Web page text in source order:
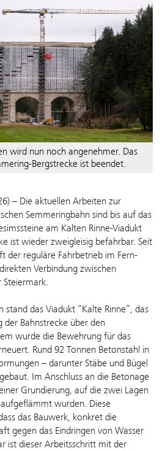
wird nun noch angenehmer. Das
Bergstrecke ist beendet.
– Die aktuellen Arbeiten zur
Semmeringbahn sind bis auf das
am Kalten Rinne-Viadukt
ist wieder zweigleisig befahrbar. Seit
der reguläre Fahrbetrieb im Fern-
Verbindung zwischen
Steiermark.
stand das Viadukt “Kalte Rinne”, das
Bahnstrecke über den
wurde die Bewehrung für das
Rund 92 Tonnen Betonstahl in
– darunter Stäbe und Bügel
Im Anschluss an die Betonage
Grundierung, auf die zwei Lagen
wurden. Diese
das Bauwerk, konkret die
gegen das Eindringen von Wasser
ist dieser Arbeitsschritt mit der